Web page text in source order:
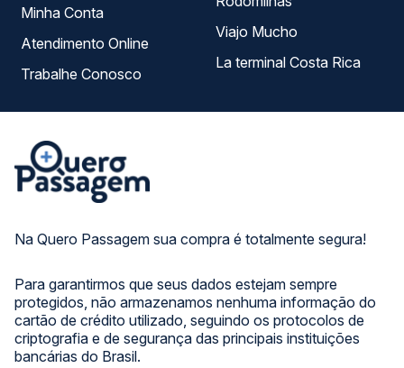
Na Quero Passagem sua compra é totalmente segura!
Para garantirmos que seus dados estejam sempre
protegidos, não armazenamos nenhuma informação do
cartão de crédito utilizado, seguindo os protocolos de
criptografia e de segurança das principais instituições
bancárias do Brasil.
Minha Conta
Atendimento Online
Trabalhe Conosco
Viajo Mucho
La terminal Costa Rica